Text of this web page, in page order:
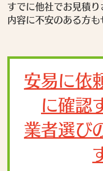
すでに他社でお見積
内容に不安のある方も
安易に依
に確認
業者選び